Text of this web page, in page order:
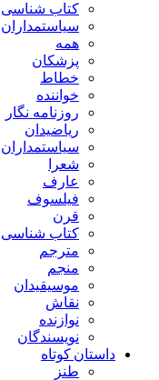
کتاب شناسی
سیاستمداران
همه
پزشکان
خطاط
خواننده
روزنامه نگار
ریاضیدان
سیاستمداران
شعرا
عارف
فیلسوف
قرن
کتاب شناسی
مترجم
منجم
موسیقیدان
نقاش
نوازنده
نویسندگان
داستان کوتاه
طنز